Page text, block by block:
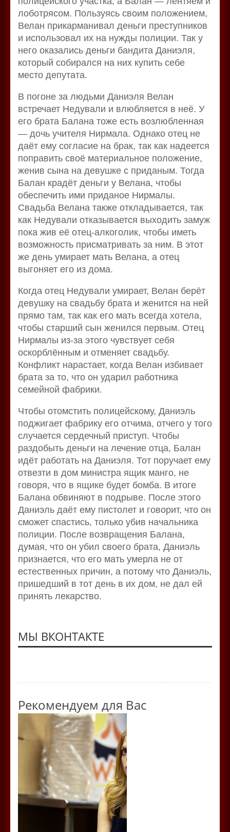
лоботрясом. Пользуясь своим положением,
Велан прикарманивал деньги преступников
и использовал их на нужды полиции. Так у
него оказались деньги бандита Даниэля,
который собирался на них купить себе
место депутата.
В погоне за людьми Даниэля Велан
встречает Недували и влюбляется в неё. У
его брата Балана тоже есть возлюбленная
— дочь учителя Нирмала. Однако отец не
даёт ему согласие на брак, так как надеется
поправить своё материальное положение,
женив сына на девушке с приданым. Тогда
Балан крадёт деньги у Велана, чтобы
обеспечить ими приданое Нирмалы.
Свадьба Велана также откладывается, так
как Недували отказывается выходить замуж
пока жив её отец-алкоголик, чтобы иметь
возможность присматривать за ним. В этот
же день умирает мать Велана, а отец
выгоняет его из дома.
Когда отец Недували умирает, Велан берёт
девушку на свадьбу брата и женится на ней
прямо там, так как его мать всегда хотела,
чтобы старший сын женился первым. Отец
Нирмалы из-за этого чувствует себя
оскорблённым и отменяет свадьбу.
Конфликт нарастает, когда Велан избивает
брата за то, что он ударил работника
семейной фабрики.
Чтобы отомстить полицейскому, Даниэль
поджигает фабрику его отчима, отчего у того
случается сердечный приступ. Чтобы
раздобыть деньги на лечение отца, Балан
идёт работать на Даниэля. Тот поручает ему
отвезти в дом министра ящик манго, не
говоря, что в ящике будет бомба. В итоге
Балана обвиняют в подрыве. После этого
Даниэль даёт ему пистолет и говорит, что он
сможет спастись, только убив начальника
полиции. После возвращения Балана,
думая, что он убил своего брата, Даниэль
признается, что его мать умерла не от
естественных причин, а потому что Даниэль,
пришедший в тот день в их дом, не дал ей
принять лекарство.
МЫ ВКОНТАКТЕ
Рекомендуем для Вас